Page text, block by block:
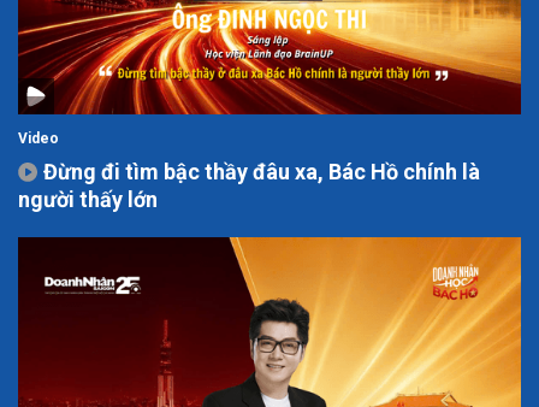
Video
Đừng đi tìm bậc thầy đâu xa, Bác Hồ chính là
người thấy lớn